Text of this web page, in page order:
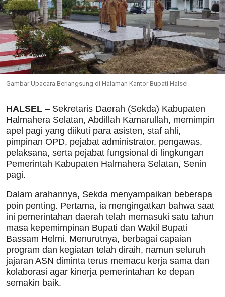
Gambar Upacara Berlangsung di Halaman Kantor Bupati Halsel
HALSEL – Sekretaris Daerah (Sekda) Kabupaten
Halmahera Selatan, Abdillah Kamarullah, memimpin
apel pagi yang diikuti para asisten, staf ahli,
pimpinan OPD, pejabat administrator, pengawas,
pelaksana, serta pejabat fungsional di lingkungan
Pemerintah Kabupaten Halmahera Selatan, Senin
pagi.
Dalam arahannya, Sekda menyampaikan beberapa
poin penting. Pertama, ia mengingatkan bahwa saat
ini pemerintahan daerah telah memasuki satu tahun
masa kepemimpinan Bupati dan Wakil Bupati
Bassam Helmi. Menurutnya, berbagai capaian
program dan kegiatan telah diraih, namun seluruh
jajaran ASN diminta terus memacu kerja sama dan
kolaborasi agar kinerja pemerintahan ke depan
semakin baik.